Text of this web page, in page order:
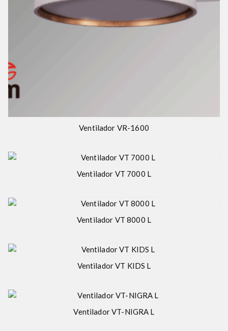
Ventilador VR-1600
Ventilador VT 7000 L
Ventilador VT 8000 L
Ventilador VT KIDS L
Ventilador VT-NIGRA L